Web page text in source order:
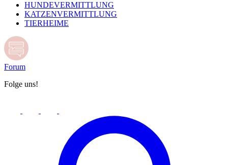
HUNDEVERMITTLUNG
KATZENVERMITTLUNG
TIERHEIME
Forum
Folge uns!